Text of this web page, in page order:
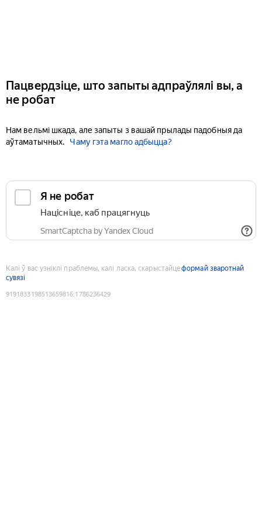
Пацвердзіце, што запыты адпраўлялі вы, а
не робат
Нам вельмі шкада, але запыты з вашай прылады падобныя да
аўтаматычных.
Чаму гэта магло адбыцца?
Я не робат
Націсніце, каб працягнуць
SmartCaptcha by Yandex Cloud
Калі ў вас узніклі праблемы, калі ласка, скарыстайцеформай зваротнай
сувязі
9191833198513659816:1786236429